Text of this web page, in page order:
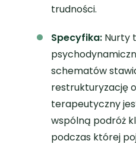
trudności.
Specyfika: Nurty
schematów
restrukturyzację
terapeutyczny
wspólną podróż
podczas której